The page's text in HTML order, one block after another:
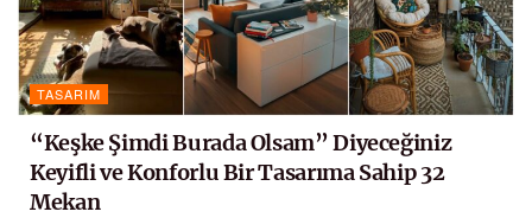
TASARIM
“Keşke Şimdi Burada Olsam” Diyeceğiniz
Keyifli ve Konforlu Bir Tasarıma Sahip 32
Mekan